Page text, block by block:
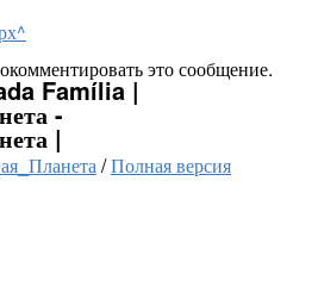
это сообщение.
Família |
-
|
/Полная версия